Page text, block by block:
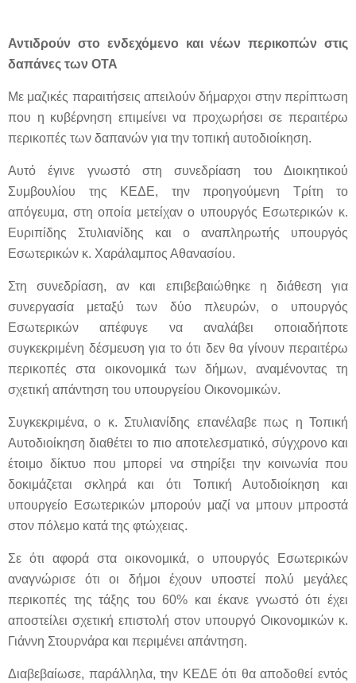
Αντιδρούν στο ενδεχόμενο και νέων περικοπών στις
δαπάνες των ΟΤΑ
Με μαζικές παραιτήσεις απειλούν δήμαρχοι στην περίπτωση
που η κυβέρνηση επιμείνει να προχωρήσει σε περαιτέρω
περικοπές των δαπανών για την τοπική αυτοδιοίκηση.
Αυτό έγινε γνωστό στη συνεδρίαση του Διοικητικού
Συμβουλίου της ΚΕΔΕ, την προηγούμενη Τρίτη το
απόγευμα, στη οποία μετείχαν ο υπουργός Εσωτερικών κ.
Ευριπίδης Στυλιανίδης και ο αναπληρωτής υπουργός
Εσωτερικών κ. Χαράλαμπος Αθανασίου.
Στη συνεδρίαση, αν και επιβεβαιώθηκε η διάθεση για
συνεργασία μεταξύ των δύο πλευρών, ο υπουργός
Εσωτερικών απέφυγε να αναλάβει οποιαδήποτε
συγκεκριμένη δέσμευση για το ότι δεν θα γίνουν περαιτέρω
περικοπές στα οικονομικά των δήμων, αναμένοντας τη
σχετική απάντηση του υπουργείου Οικονομικών.
Συγκεκριμένα, ο κ. Στυλιανίδης επανέλαβε πως η Τοπική
Αυτοδιοίκηση διαθέτει το πιο αποτελεσματικό, σύγχρονο και
έτοιμο δίκτυο που μπορεί να στηρίξει την κοινωνία που
δοκιμάζεται σκληρά και ότι Τοπική Αυτοδιοίκηση και
υπουργείο Εσωτερικών μπορούν μαζί να μπουν μπροστά
στον πόλεμο κατά της φτώχειας.
Σε ότι αφορά στα οικονομικά, ο υπουργός Εσωτερικών
αναγνώρισε ότι οι δήμοι έχουν υποστεί πολύ μεγάλες
περικοπές της τάξης του 60% και έκανε γνωστό ότι έχει
αποστείλει σχετική επιστολή στον υπουργό Οικονομικών κ.
Γιάννη Στουρνάρα και περιμένει απάντηση.
Διαβεβαίωσε, παράλληλα, την ΚΕΔΕ ότι θα αποδοθεί εντός